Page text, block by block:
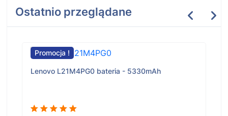
Ostatnio przeglądane
Promocja !
Lenovo L21M4PG0 bateria - 5330mAh